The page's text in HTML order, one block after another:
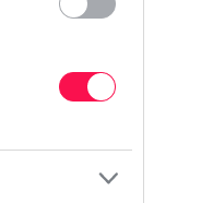
Elég egyetlen apró
üdítő vagy egy rosszul
alatt megjelenhet a
hangyasor. Ilyenkor
Mit készítsünk
felhasználási mód